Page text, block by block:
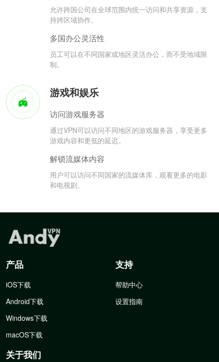
允许跨国公司在全球范围内统一访问和共享资源，支
持跨区域协作。
多国办公灵活性
员工可以在不同国家或地区灵活办公，而不受地域限
制。
游戏和娱乐
访问游戏服务器
通过VPN可以访问不同地区的游戏服务器，享受更多
游戏内容和更低的延迟。
解锁流媒体内容
用户可以访问不同国家的流媒体库，观看更多的电影
和电视剧。
产品
iOS下载
Android下载
Windows下载
macOS下载
支持
帮助中心
设置指南
关于我们